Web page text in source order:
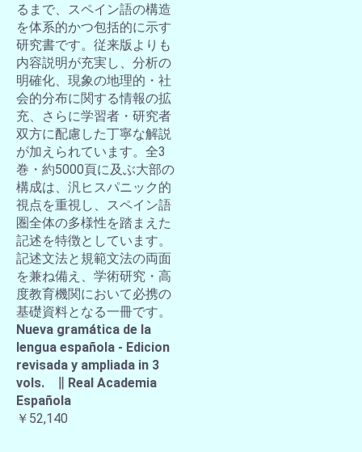
るまで、スペイン語の構造
を体系的かつ包括的に示す
研究書です。従来版よりも
内容説明が充実し、分析の
明確化、現象の地理的・社
会的分布に関する情報の拡
充、さらに学習者・研究者
双方に配慮した丁寧な解説
が加えられています。全3
巻・約5000頁に及ぶ大部の
構成は、汎ヒスパニック的
視点を重視し、スペイン語
圏全体の多様性を踏まえた
記述を特徴としています。
記述文法と規範文法の両面
を兼ね備え、学術研究・高
度教育機関において必携の
基礎資料となる一冊です。
Nueva gramática de la
lengua española - Edicion
revisada y ampliada in 3
vols. ∥ Real Academia
Española
￥52,140